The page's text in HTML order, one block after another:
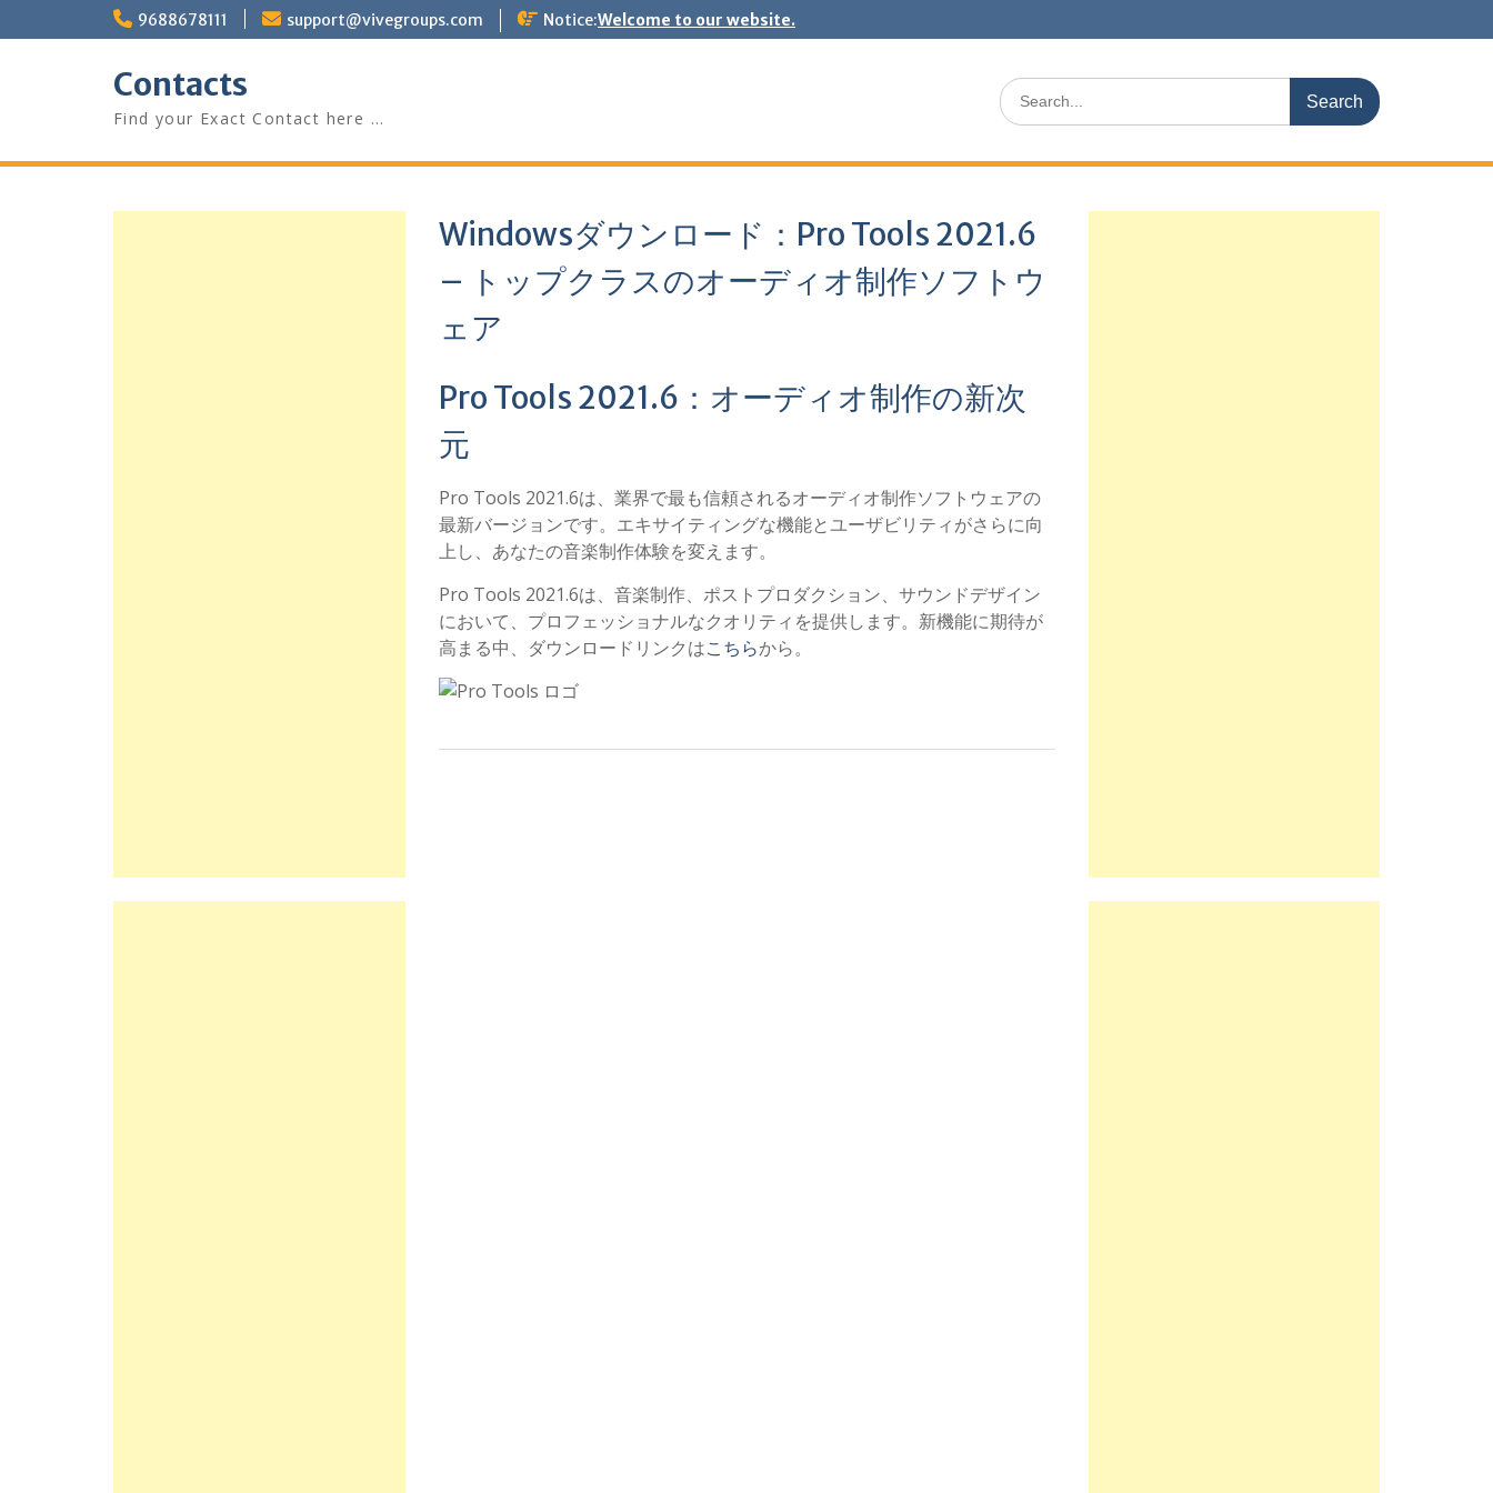
to
9688678111 support@vivegroups.com Notice:Welcome to our website.
Contacts
Find your Exact Contact here …
Search
for:
Windowsダウンロード：Pro Tools 2021.6
– トップクラスのオーディオ制作ソフトウ
ェア
Pro Tools 2021.6：オーディオ制作の新次
元
Pro Tools 2021.6は、業界で最も信頼されるオーディオ制作ソフトウェアの
最新バージョンです。エキサイティングな機能とユーザビリティがさらに向
上し、あなたの音楽制作体験を変えます。
Pro Tools 2021.6は、音楽制作、ポストプロダクション、サウンドデザイン
において、プロフェッショナルなクオリティを提供します。新機能に期待が
高まる中、ダウンロードリンクはこちらから。